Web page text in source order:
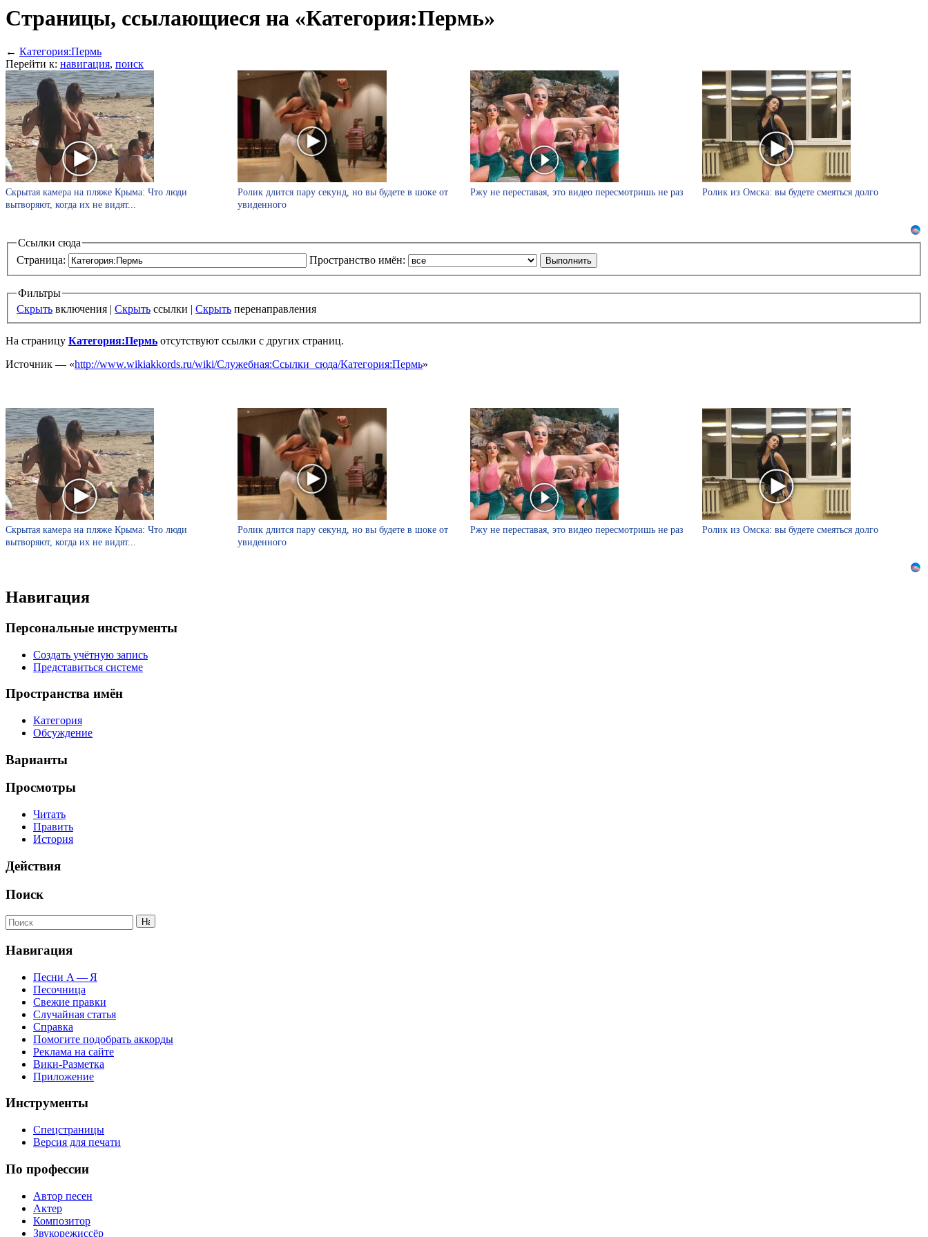
Страницы, ссылающиеся на «Категория:Пермь»
← Категория:Пермь
Перейти к: навигация, поиск
Скрытая камера на пляже Крыма: Что люди
вытворяют, когда их не видят...
Ролик длится пару секунд, но вы будете в шоке от
увиденного
Ржу не переставая, это видео пересмотришь не раз Ролик из Омска: вы будете смеяться долго
Ссылки сюда
Страница:
Пространство имён:
Фильтры
Скрыть включения | Скрыть ссылки | Скрыть перенаправления
На страницу Категория:Пермь отсутствуют ссылки с других страниц.
Источник — «http://www.wikiakkords.ru/wiki/Служебная:Ссылки_сюда/Категория:Пермь»
Скрытая камера на пляже Крыма: Что люди
вытворяют, когда их не видят...
Ролик длится пару секунд, но вы будете в шоке от
увиденного
Ржу не переставая, это видео пересмотришь не раз Ролик из Омска: вы будете смеяться долго
Навигация
Персональные инструменты
Создать учётную запись
Представиться системе
Пространства имён
Категория
Обсуждение
Варианты
Просмотры
Читать
Править
История
Действия
Поиск
Навигация
Песни А — Я
Песочница
Свежие правки
Случайная статья
Справка
Помогите подобрать аккорды
Реклама на сайте
Вики-Разметка
Приложение
Инструменты
Спецстраницы
Версия для печати
По профессии
Автор песен
Актер
Композитор
Звукорежиссёр